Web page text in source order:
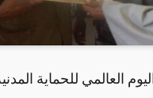
العالمي للحماية